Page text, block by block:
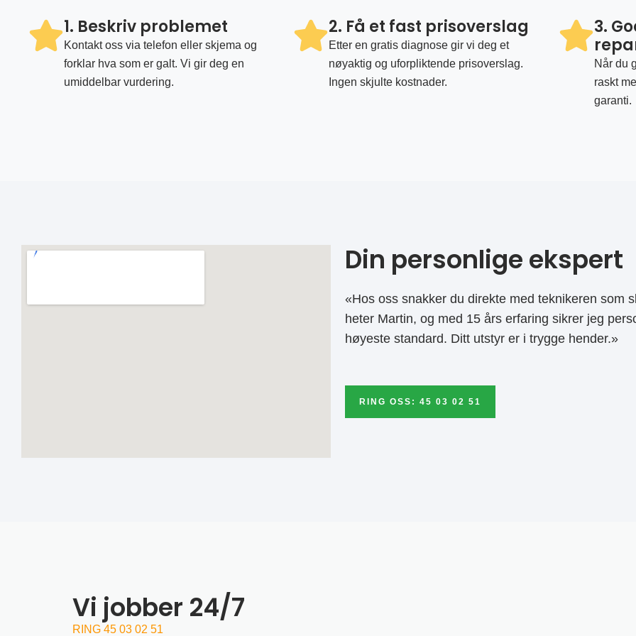
1. Beskriv problemet
Kontakt oss via telefon eller skjema og
forklar hva som er galt. Vi gir deg en
umiddelbar vurdering.
2. Få et fast prisoverslag
Etter en gratis diagnose gir vi deg et
nøyaktig og uforpliktende prisoverslag.
Ingen skjulte kostnader.
3.
Når du
raskt
garanti.
Din personlige ekspert
«Hos oss snakker du direkte med teknikeren som
heter Martin, og med 15 års erfaring sikrer jeg
høyeste standard. Ditt utstyr er i trygge hender.»
RING OSS: 45 03 02 51
Vi jobber 24/7
RING 45 03 02 51